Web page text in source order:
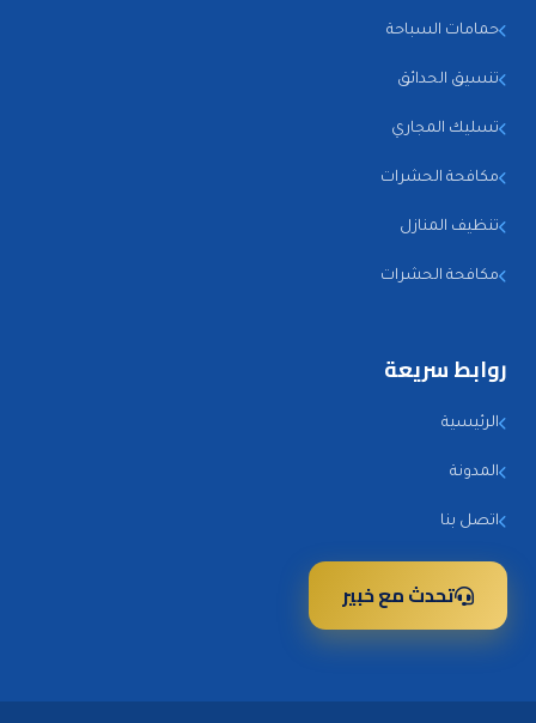
حمامات السباحة
تنسيق الحدائق
تسليك المجاري
مكافحة الحشرات
تنظيف المنازل
مكافحة الحشرات
روابط سريعة
الرئيسية
المدونة
اتصل بنا
تحدث مع خبير